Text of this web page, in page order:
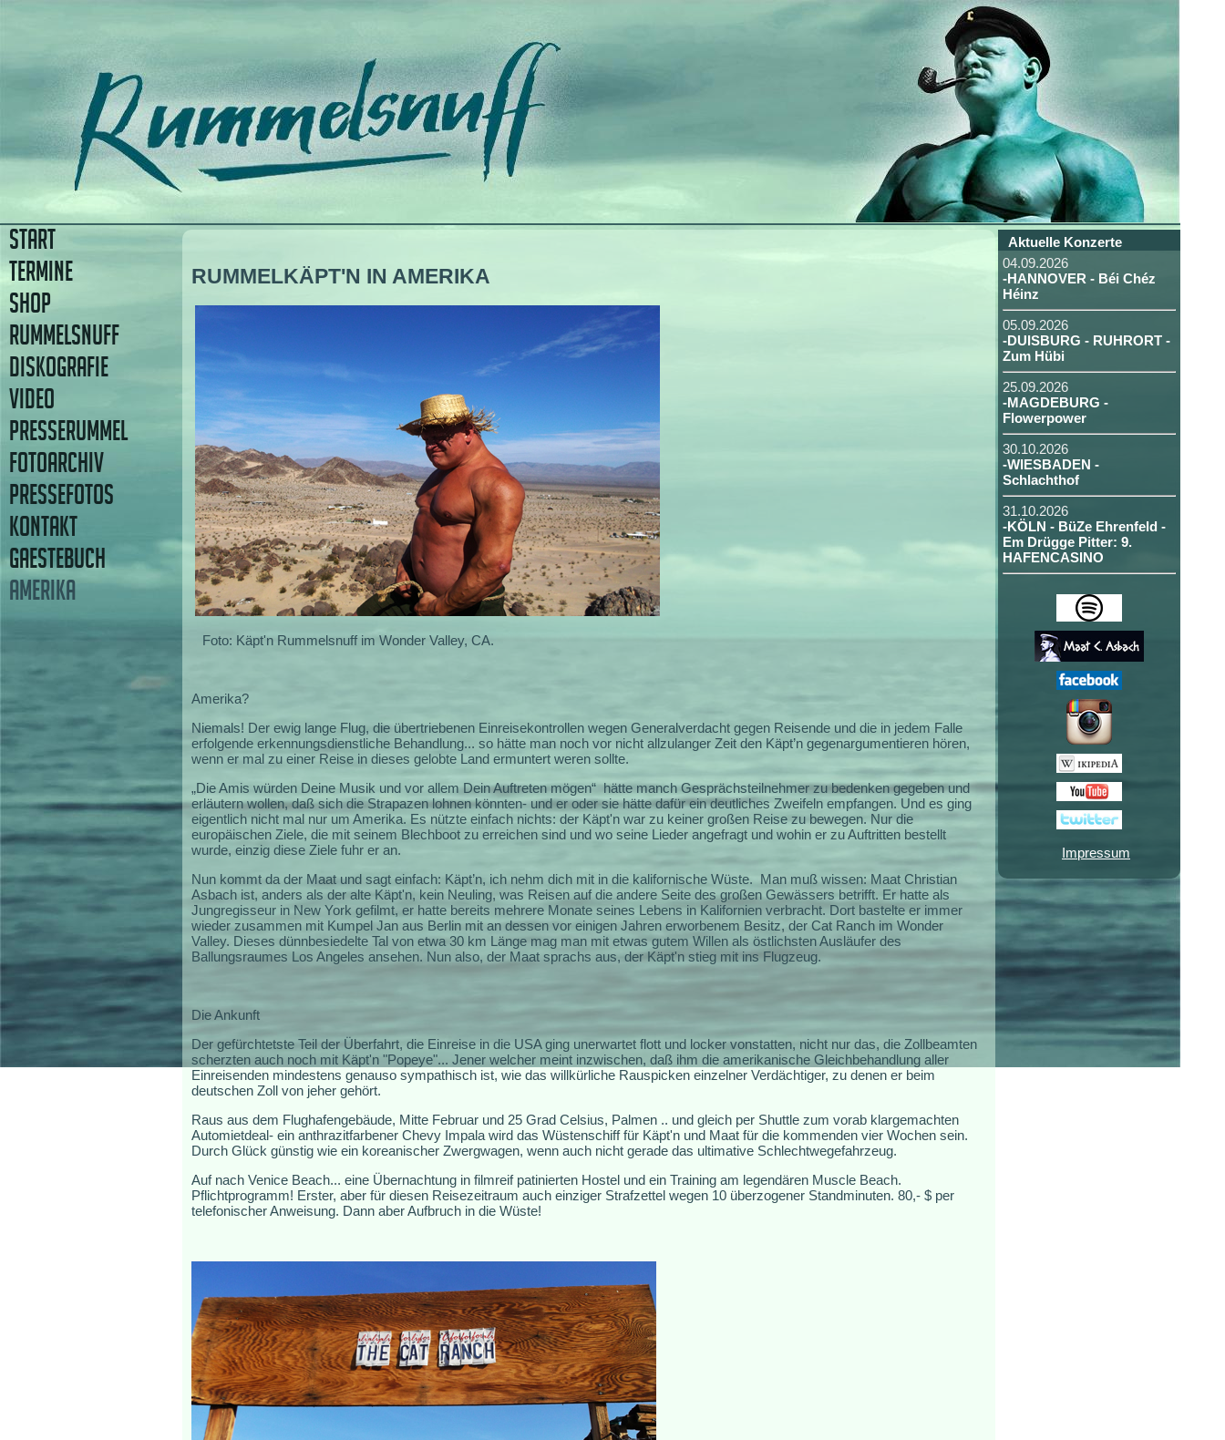
RUMMELKÄPT'N IN AMERIKA
Foto: Käpt'n Rummelsnuff im Wonder Valley, CA.
Amerika?
Niemals! Der ewig lange Flug, die übertriebenen Einreisekontrollen wegen Generalverdacht gegen Reisende und die in jedem Falle
erfolgende erkennungsdienstliche Behandlung... so hätte man noch vor nicht allzulanger Zeit den Käpt’n gegenargumentieren hören,
wenn er mal zu einer Reise in dieses gelobte Land ermuntert weren sollte.
„Die Amis würden Deine Musik und vor allem Dein Auftreten mögen“ hätte manch Gesprächsteilnehmer zu bedenken gegeben und
erläutern wollen, daß sich die Strapazen lohnen könnten- und er oder sie hätte dafür ein deutliches Zweifeln empfangen. Und es ging
eigentlich nicht mal nur um Amerika. Es nützte einfach nichts: der Käpt'n war zu keiner großen Reise zu bewegen. Nur die
europäischen Ziele, die mit seinem Blechboot zu erreichen sind und wo seine Lieder angefragt und wohin er zu Auftritten bestellt
wurde, einzig diese Ziele fuhr er an.
Nun kommt da der Maat und sagt einfach: Käpt’n, ich nehm dich mit in die kalifornische Wüste. Man muß wissen: Maat Christian
Asbach ist, anders als der alte Käpt'n, kein Neuling, was Reisen auf die andere Seite des großen Gewässers betrifft. Er hatte als
Jungregisseur in New York gefilmt, er hatte bereits mehrere Monate seines Lebens in Kalifornien verbracht. Dort bastelte er immer
wieder zusammen mit Kumpel Jan aus Berlin mit an dessen vor einigen Jahren erworbenem Besitz, der Cat Ranch im Wonder
Valley. Dieses dünnbesiedelte Tal von etwa 30 km Länge mag man mit etwas gutem Willen als östlichsten Ausläufer des
Ballungsraumes Los Angeles ansehen. Nun also, der Maat sprachs aus, der Käpt'n stieg mit ins Flugzeug.
Die Ankunft
Der gefürchtetste Teil der Überfahrt, die Einreise in die USA ging unerwartet flott und locker vonstatten, nicht nur das, die Zollbeamten
scherzten auch noch mit Käpt'n "Popeye"... Jener welcher meint inzwischen, daß ihm die amerikanische Gleichbehandlung aller
Einreisenden mindestens genauso sympathisch ist, wie das willkürliche Rauspicken einzelner Verdächtiger, zu denen er beim
deutschen Zoll von jeher gehört.
Raus aus dem Flughafengebäude, Mitte Februar und 25 Grad Celsius, Palmen .. und gleich per Shuttle zum vorab klargemachten
Automietdeal- ein anthrazitfarbener Chevy Impala wird das Wüstenschiff für Käpt'n und Maat für die kommenden vier Wochen sein.
Durch Glück günstig wie ein koreanischer Zwergwagen, wenn auch nicht gerade das ultimative Schlechtwegefahrzeug.
Auf nach Venice Beach... eine Übernachtung in filmreif patinierten Hostel und ein Training am legendären Muscle Beach.
Pflichtprogramm! Erster, aber für diesen Reisezeitraum auch einziger Strafzettel wegen 10 überzogener Standminuten. 80,- $ per
telefonischer Anweisung. Dann aber Aufbruch in die Wüste!
START
TERMINE
SHOP
RUMMELSNUFF
DISKOGRAFIE
VIDEO
PRESSERUMMEL
FOTOARCHIV
PRESSEFOTOS
KONTAKT
GAESTEBUCH
AMERIKA
Aktuelle Konzerte
04.09.2026
-HANNOVER - Béi Chéz
Héinz
05.09.2026
-DUISBURG - RUHRORT -
Zum Hübi
25.09.2026
-MAGDEBURG -
Flowerpower
30.10.2026
-WIESBADEN -
Schlachthof
31.10.2026
-KÖLN - BüZe Ehrenfeld -
Em Drügge Pitter: 9.
HAFENCASINO
Impressum